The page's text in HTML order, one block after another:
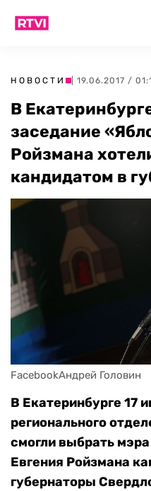
НОВОСТИ | 19.06.2017 /
В
заседание
Ройзмана
кандидатом в
FacebookАндрей Головин
В Екатеринбурге 17
регионального
смогли выбрать
Евгения Ройзмана
губернаторы